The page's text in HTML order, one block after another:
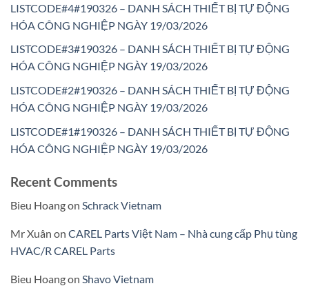
LISTCODE#4#190326 – DANH SÁCH THIẾT BỊ TỰ ĐỘNG
HÓA CÔNG NGHIỆP NGÀY 19/03/2026
LISTCODE#3#190326 – DANH SÁCH THIẾT BỊ TỰ ĐỘNG
HÓA CÔNG NGHIỆP NGÀY 19/03/2026
LISTCODE#2#190326 – DANH SÁCH THIẾT BỊ TỰ ĐỘNG
HÓA CÔNG NGHIỆP NGÀY 19/03/2026
LISTCODE#1#190326 – DANH SÁCH THIẾT BỊ TỰ ĐỘNG
HÓA CÔNG NGHIỆP NGÀY 19/03/2026
Recent Comments
Bieu Hoangon Schrack Vietnam
Mr Xuân on CAREL Parts Việt Nam – Nhà cung cấp Phụ tùng
HVAC/R CAREL Parts
Bieu Hoangon Shavo Vietnam